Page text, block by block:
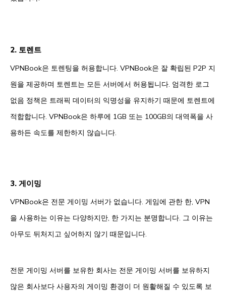
2. 토렌트
VPNBook은 토렌팅을 허용합니다. VPNBook은 잘 확립된 P2P 지
원을 제공하며 토렌트는 모든 서버에서 허용됩니다. 엄격한 로그
없음 정책은 트래픽 데이터의 익명성을 유지하기 때문에 토렌트에
적합합니다. VPNBook은 하루에 1GB 또는 100GB의 대역폭을 사
용하든 속도를 제한하지 않습니다.
3. 게이밍
VPNBook은 전문 게이밍 서버가 없습니다. 게임에 관한 한, VPN
을 사용하는 이유는 다양하지만, 한 가지는 분명합니다. 그 이유는
아무도 뒤처지고 싶어하지 않기 때문입니다.
전문 게이밍 서버를 보유한 회사는 전문 게이밍 서버를 보유하지
않은 회사보다 사용자의 게이밍 환경이 더 원활해질 수 있도록 보